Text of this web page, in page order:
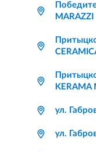
MARAZZI
KERAMA
ул.
ул.